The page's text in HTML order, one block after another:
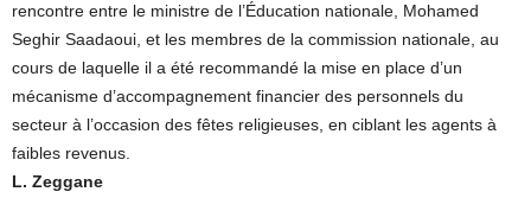
rencontre entre le ministre de l’Éducation nationale, Mohamed
Seghir Saadaoui, et les membres de la commission nationale, au
cours de laquelle il a été recommandé la mise en place d’un
mécanisme d’accompagnement financier des personnels du
secteur à l’occasion des fêtes religieuses, en ciblant les agents à
faibles revenus.
L. Zeggane